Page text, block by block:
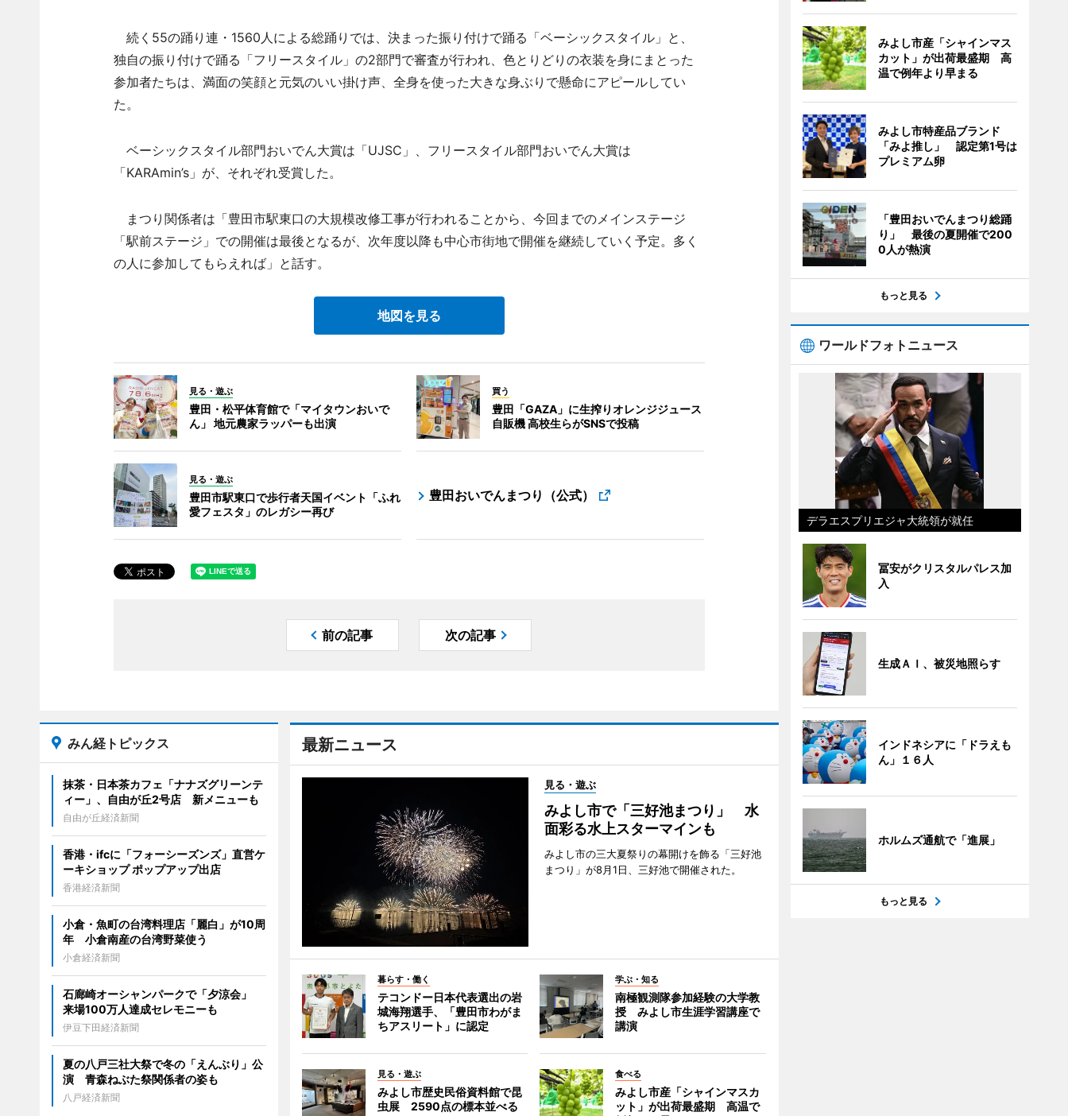
続く55の踊り連・1560人による総踊りでは、決まった振り付けで踊る「ベーシックスタイル」と、
独自の振り付けで踊る「フリースタイル」の2部門で審査が行われ、色とりどりの衣装を身にまとった
参加者たちは、満面の笑顔と元気のいい掛け声、全身を使った大きな身ぶりで懸命にアピールしてい
た。
ベーシックスタイル部門おいでん大賞は「UJSC」、フリースタイル部門おいでん大賞は
「KARAmin’s」が、それぞれ受賞した。
まつり関係者は「豊田市駅東口の大規模改修工事が行われることから、今回までのメインステージ
「駅前ステージ」での開催は最後となるが、次年度以降も中心市街地で開催を継続していく予定。多く
の人に参加してもらえれば」と話す。
地図を見る
見る・遊ぶ
豊田・松平体育館で「マイタウンおいで
ん」 地元農家ラッパーも出演
買う
豊田「GAZA」に生搾りオレンジジュース
自販機 高校生らがSNSで投稿
見る・遊ぶ
豊田市駅東口で歩行者天国イベント「ふれ
愛フェスタ」のレガシー再び
豊田おいでんまつり（公式）
前の記事 次の記事
最新ニュース
見る・遊ぶ
みよし市で「三好池まつり」 水
面彩る水上スターマインも
みよし市の三大夏祭りの幕開けを飾る「三好池
まつり」が8月1日、三好池で開催された。
暮らす・働く
テコンドー日本代表選出の岩
城海翔選手、「豊田市わがま
ちアスリート」に認定
学ぶ・知る
南極観測隊参加経験の大学教
授 みよし市生涯学習講座で
講演
見る・遊ぶ
みよし市歴史民俗資料館で昆
虫展 2590点の標本並べる
食べる
みよし市産「シャインマスカ
ット」が出荷最盛期 高温で
みん経トピックス
抹茶・日本茶カフェ「ナナズグリーンテ
ィー」、自由が丘2号店 新メニューも
自由が丘経済新聞
香港・ifcに「フォーシーズンズ」直営ケ
ーキショップ ポップアップ出店
香港経済新聞
小倉・魚町の台湾料理店「麗白」が10周
年 小倉南産の台湾野菜使う
小倉経済新聞
石廊崎オーシャンパークで「夕涼会」
来場100万人達成セレモニーも
伊豆下田経済新聞
夏の八戸三社大祭で冬の「えんぶり」公
演 青森ねぶた祭関係者の姿も
八戸経済新聞
みよし市産「シャインマス
カット」が出荷最盛期 高
温で例年より早まる
みよし市特産品ブランド
「みよ推し」 認定第1号は
プレミアム卵
「豊田おいでんまつり総踊
り」 最後の夏開催で200
0人が熱演
もっと見る
ワールドフォトニュース
デラエスプリエジャ大統領が就任
冨安がクリスタルパレス加
入
生成ＡＩ、被災地照らす
インドネシアに「ドラえも
ん」１６人
ホルムズ通航で「進展」
もっと見る